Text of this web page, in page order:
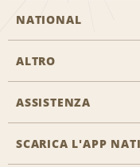
NATIONAL
Inizia una
Programmi
ALTRO
Offerte di lavoro
ASSISTENZA
Accessibilità
SCARICA L'APP